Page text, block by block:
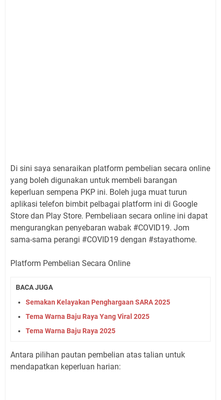
Di sini saya senaraikan platform pembelian secara online
yang boleh digunakan untuk membeli barangan
keperluan sempena PKP ini. Boleh juga muat turun
aplikasi telefon bimbit pelbagai platform ini di Google
Store dan Play Store. Pembeliaan secara online ini dapat
mengurangkan penyebaran wabak #COVID19. Jom
sama-sama perangi #COVID19 dengan #stayathome.
Platform Pembelian Secara Online
BACA JUGA
Semakan Kelayakan Penghargaan SARA 2025
Tema Warna Baju Raya Yang Viral 2025
Tema Warna Baju Raya 2025
Antara pilihan pautan pembelian atas talian untuk
mendapatkan keperluan harian: